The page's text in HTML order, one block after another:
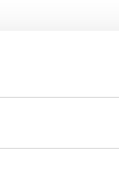
in Basel